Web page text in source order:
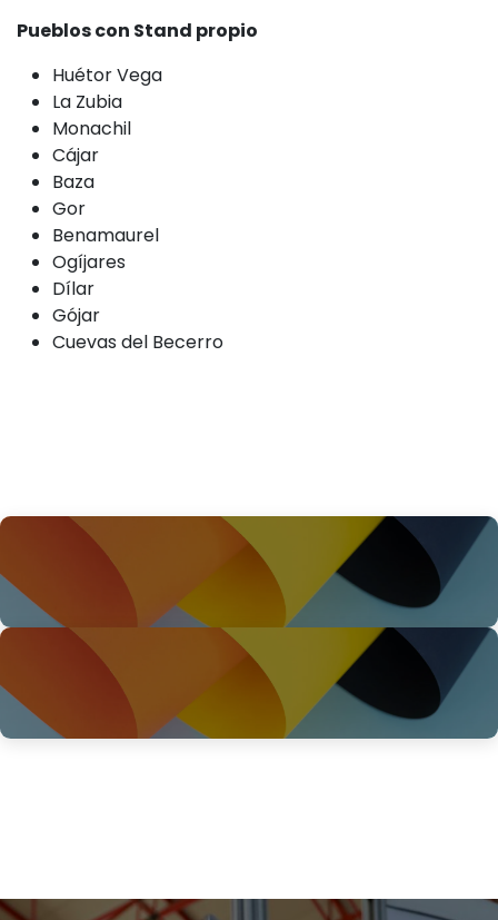
Pueblos con Stand propio
Huétor Vega
La Zubia
Monachil
Cájar
Baza
Gor
Benamaurel
Ogíjares
Dílar
Gójar
Cuevas del Becerro